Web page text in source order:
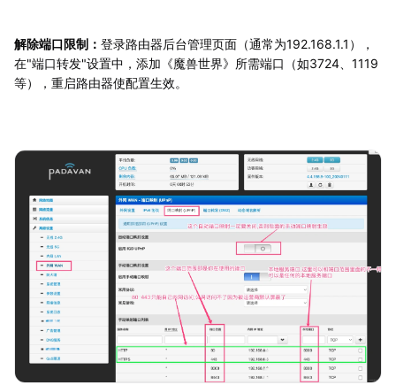
解除端口限制： 登录路由器后台管理页面（通常为192.168.1.1），
在"端口转发"设置中，添加《魔兽世界》所需端口（如3724、1119
等），重启路由器使配置生效。